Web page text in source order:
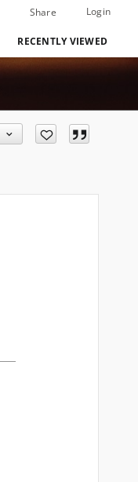
Share Login
RECENTLY VIEWED